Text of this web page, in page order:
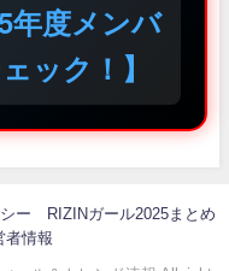
年度メンバ
ック！】
ー
RIZINガール2025まとめ
者情報